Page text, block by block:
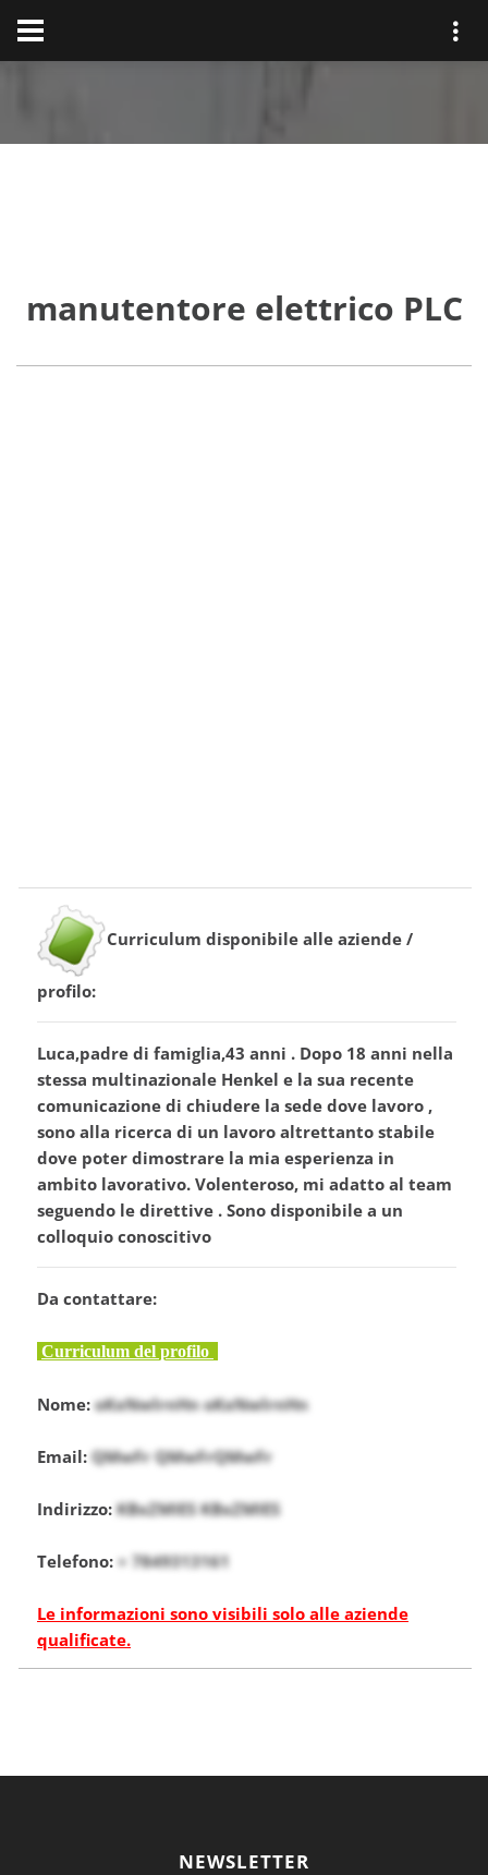
manutentore elettrico PLC
Curriculum disponibile alle aziende /
profilo:
Luca,padre di famiglia,43 anni . Dopo 18 anni nella
stessa multinazionale Henkel e la sua recente
comunicazione di chiudere la sede dove lavoro ,
sono alla ricerca di un lavoro altrettanto stabile
dove poter dimostrare la mia esperienza in
ambito lavorativo. Volenteroso, mi adatto al team
seguendo le direttive . Sono disponibile a un
colloquio conoscitivo
Da contattare:
Curriculum del profilo
Nome:oKxNwlrnHn oKxNwlrnHn
Email:QMwFr QMwFrQMwFr
Indirizzo:KBxZMIES KBxZMIES
Telefono: + 7849313161
Le informazioni sono visibili solo alle aziende
qualificate.
NEWSLETTER